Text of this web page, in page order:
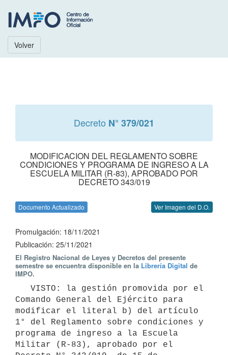
Volver
Decreto N° 379/021
MODIFICACION DEL REGLAMENTO SOBRE
CONDICIONES Y PROGRAMA DE INGRESO A LA
ESCUELA MILITAR (R-83), APROBADO POR
DECRETO 343/019
Documento Actualizado Ver Imagen del D.O.
Promulgación: 18/11/2021
Publicación: 25/11/2021
El Registro Nacional de Leyes y Decretos del presente
semestre se encuentra disponible en la Librería Digital de
IMPO.
Comando General del Ejército para
modificar el literal b) del artículo
1° del Reglamento sobre condiciones y
programa de ingreso a la Escuela
Militar (R-83), aprobado por el